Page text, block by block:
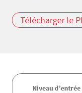
Télécharger le
Niveau d’entrée